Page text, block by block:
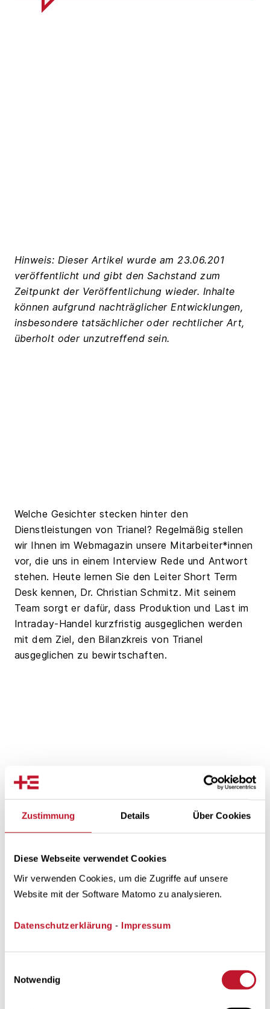
Zustimmung Details Über Cookies
Diese Webseite verwendet Cookies
Wir verwenden Cookies, um die Zugriffe auf unsere
Website mit der Software Matomo zu analysieren.
Datenschutzerklärung - Impressum
Notwendig
Hinweis: Dieser Artikel wurde am 23.06.201
veröffentlicht und gibt den Sachstand zum
Zeitpunkt der Veröffentlichung wieder. Inhalte
können aufgrund nachträglicher Entwicklungen,
insbesondere tatsächlicher oder rechtlicher Art,
überholt oder unzutreffend sein.
Welche Gesichter stecken hinter den
Dienstleistungen von Trianel? Regelmäßig stellen
wir Ihnen im Webmagazin unsere Mitarbeiter*innen
vor, die uns in einem Interview Rede und Antwort
stehen. Heute lernen Sie den Leiter Short Term
Desk kennen, Dr. Christian Schmitz. Mit seinem
Team sorgt er dafür, dass Produktion und Last im
Intraday-Handel kurzfristig ausgeglichen werden
mit dem Ziel, den Bilanzkreis von Trianel
ausgeglichen zu bewirtschaften.
Welche Aufgaben verbergen sich
bei Trianel?
Das Aufgabenspektrum am 24/7-Desk ist vielseitig